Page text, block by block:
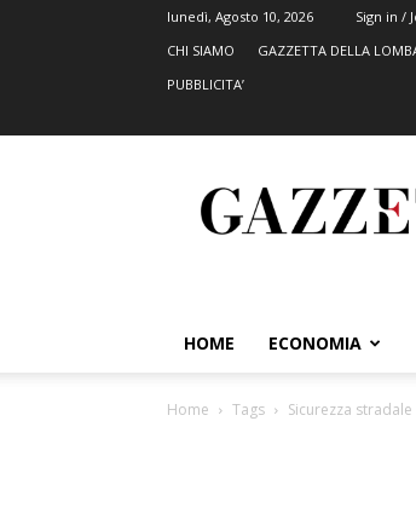
lunedì, Agosto 10, 2026
Sign in /
CHI SIAMO
GAZZETTA DELLA
PUBBLICITA’
HOME ECONOMIA
Home Tags Sicurezza stradale